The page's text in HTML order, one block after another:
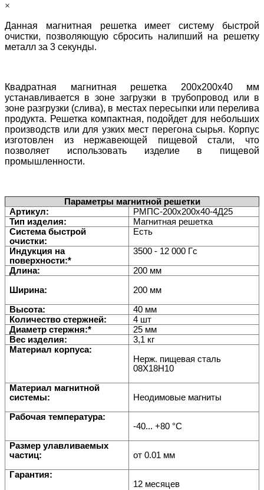
×
Данная магнитная решетка имеет систему быстрой
очистки, позволяющую сбросить налипший на решетку
металл за 3 секунды.
Квадратная магнитная решетка 200х200х40 мм
устанавливается в зоне загрузки в трубопровод или в
зоне разгрузки (слива), в местах пересыпки или перелива
продукта. Решетка компактная, подойдет для небольших
производств или для узких мест перегона сырья. Корпус
изготовлен из нержавеющей пищевой стали, что
позволяет использовать изделие в пищевой
промышленности.
Параметры магнитной решетки
Артикул:
РМПС-200х200х40-4Д25
Тип изделия:
Магнитная решетка
Система быстрой
очистки:
Есть
Индукция на
поверхности:*
3500 - 12 000 Гс
Длина: 200 мм
Ширина: 200 мм
Высота:
40 мм
Количество стержней:
4 шт
Диаметр стержня:*
25 мм
Вес изделия:
3,1 кг
Материал корпуса:
Нерж. пищевая сталь
08Х18H10
Материал магнитной
системы:
Неодимовые магниты
Рабочая температура:
-40... +80 °С
Размер улавливаемых
частиц:
от 0.01 мм
Гарантия:
12 месяцев